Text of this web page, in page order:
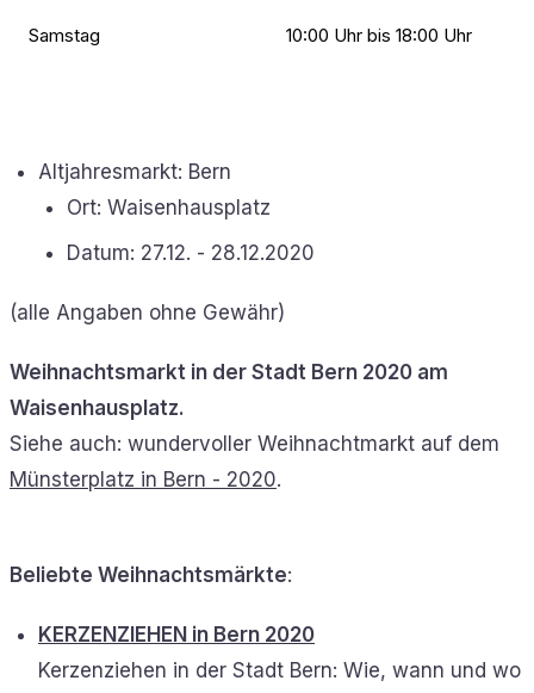
Samstag 10:00 Uhr bis 18:00 Uhr
Altjahresmarkt: Bern
Ort: Waisenhausplatz
Datum: 27.12. - 28.12.2020
(alle Angaben ohne Gewähr)
Weihnachtsmarkt in der Stadt Bern 2020 am
Waisenhausplatz.
Siehe auch: wundervoller Weihnachtmarkt auf dem
Münsterplatz in Bern - 2020.
Beliebte Weihnachtsmärkte:
KERZENZIEHEN in Bern 2020
Kerzenziehen in der Stadt Bern: Wie, wann und wo